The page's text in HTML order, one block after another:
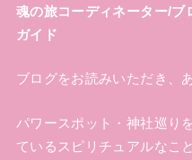
魂の旅コーディネーター/ブ
ガイド
ブログをお読みいただき、
パワースポット・神社巡り
ているスピリチュアルなこ